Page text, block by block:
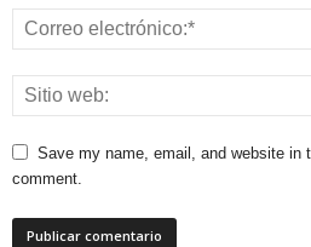
Save my name, email, and website in
comment.